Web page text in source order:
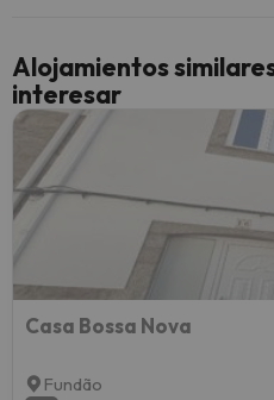
Alojamientos
interesar
Casa Bossa Nova
Fundão